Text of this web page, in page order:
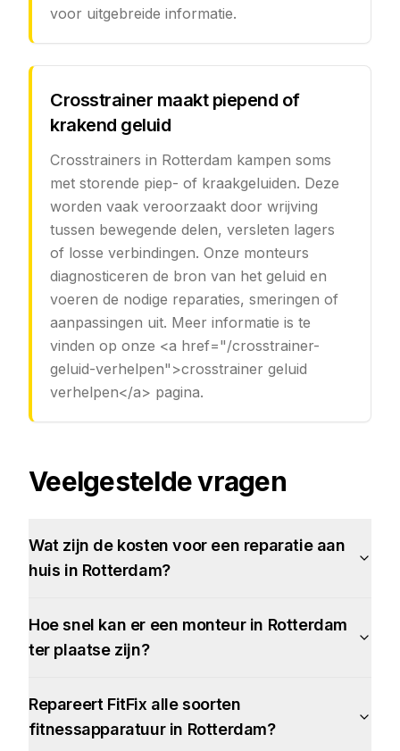
voor uitgebreide informatie.
Crosstrainer maakt piepend of
krakend geluid
Crosstrainers in Rotterdam kampen soms
met storende piep- of kraakgeluiden. Deze
worden vaak veroorzaakt door wrijving
tussen bewegende delen, versleten lagers
of losse verbindingen. Onze monteurs
diagnosticeren de bron van het geluid en
voeren de nodige reparaties, smeringen of
aanpassingen uit. Meer informatie is te
vinden op onze <a href="/crosstrainer-
geluid-verhelpen">crosstrainer geluid
verhelpen</a> pagina.
Veelgestelde vragen
Wat zijn de kosten voor een reparatie aan
huis in Rotterdam?
Hoe snel kan er een monteur in Rotterdam
ter plaatse zijn?
Repareert FitFix alle soorten
fitnessapparatuur in Rotterdam?